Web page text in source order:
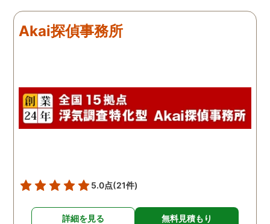
しろ最初の相談の段階が
Akai探偵事務所
5.0点(21件)
詳細を見る 無料見積もり